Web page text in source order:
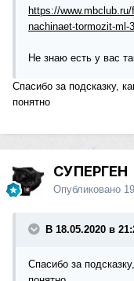
https://
nachinaet-tormozit-ml-
Не знаю есть у вас
Спасибо за подсказку,
понятно
СУПЕРГЕН
Опубликовано
В 18.05.2020 в
Спасибо за